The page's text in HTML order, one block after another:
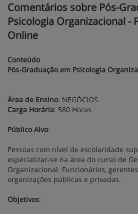
Comentários sobre Pós-
Psicologia Organizacional -
Online
Conteúdo
Pós-Graduação em Psicologia
Área de Ensino: NEGÓCIOS
Carga Horária: 580 Horas
Público Alvo:
Pessoas com nível de escolaridade
especializar-se na área do curso de
Organizacional. Funcionários,
organizações públicas e privadas.
Objetivos: